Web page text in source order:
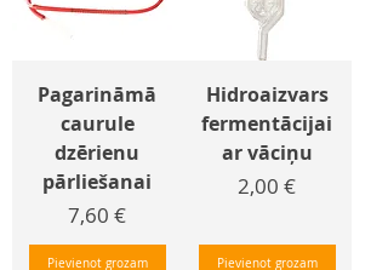
Pagarināmā
caurule
dzērienu
pārliešanai
Cena
7,60 €
Pievienot grozam
Hidroaizvars
fermentācijai
ar vāciņu
Cena
2,00 €
Pievienot grozam